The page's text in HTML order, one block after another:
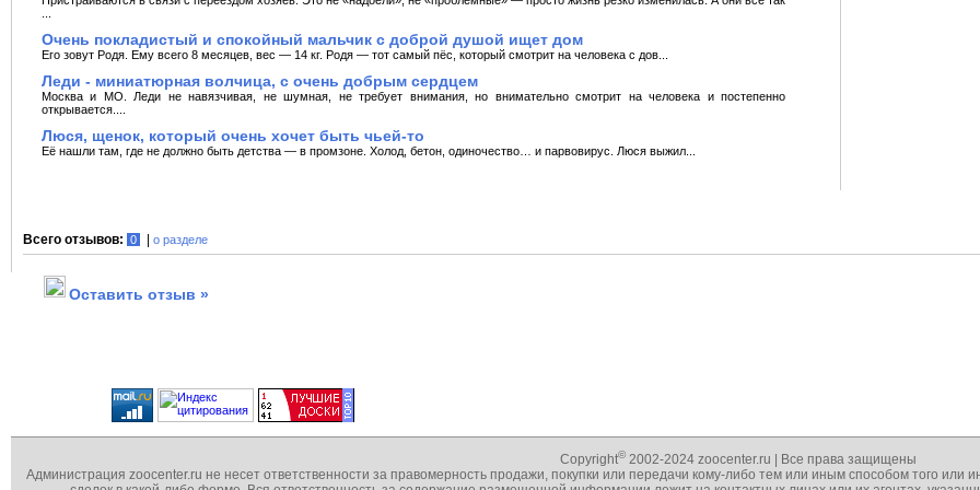
Очень покладистый и спокойный мальчик с доброй душой ищет дом
Его зовут Родя. Ему всего 8 месяцев, вес — 14 кг. Родя — тот самый пёс, который смотрит на человека с дов...
Леди - миниатюрная волчица, с очень добрым сердцем
Москва и МО. Леди не навязчивая, не шумная, не требует внимания, но внимательно смотрит на человека и постепенно
открывается....
Люся, щенок, который очень хочет быть чьей-то
Её нашли там, где не должно быть детства — в промзоне. Холод, бетон, одиночество… и парвовирус. Люся выжил...
Всего отзывов: 0 | о разделе
Оставить отзыв »
Copyright© 2002-2024 zoocenter.ru | Все права защищены
Администрация zoocenter.ru не несет ответственности за правомерность продажи, покупки или передачи кому-либо тем или иным способом того или